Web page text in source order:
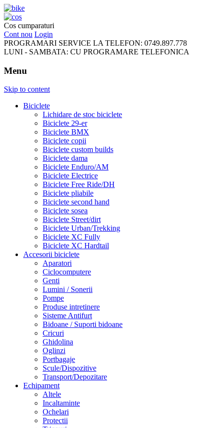
FreeRideBikes
Cos cumparaturi
Cont nou Login
PROGRAMARI SERVICE LA TELEFON: 0749.897.778
LUNI - SAMBATA: CU PROGRAMARE TELEFONICA
Menu
Skip to content
Biciclete
Lichidare de stoc biciclete
Biciclete 29-er
Biciclete BMX
Biciclete copii
Biciclete custom builds
Biciclete dama
Biciclete Enduro/AM
Biciclete Electrice
Biciclete Free Ride/DH
Biciclete pliabile
Biciclete second hand
Biciclete sosea
Biciclete Street/dirt
Biciclete Urban/Trekking
Biciclete XC Fully
Biciclete XC Hardtail
Accesorii biciclete
Aparatori
Ciclocomputere
Genti
Lumini / Sonerii
Pompe
Produse intretinere
Sisteme Antifurt
Bidoane / Suporti bidoane
Cricuri
Ghidolina
Oglinzi
Portbagaje
Scule/Dispozitive
Transport/Depozitare
Echipament
Altele
Incaltaminte
Ochelari
Protectii